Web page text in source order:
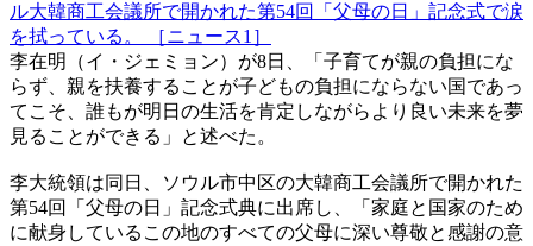
ル大韓商工会議所で開かれた第54回「父母の日」記念式で涙
を拭っている。 ［ニュース1］
李在明（イ・ジェミョン）が8日、「子育てが親の負担にな
らず、親を扶養することが子どもの負担にならない国であっ
てこそ、誰もが明日の生活を肯定しながらより良い未来を夢
見ることができる」と述べた。
李大統領は同日、ソウル市中区の大韓商工会議所で開かれた
第54回「父母の日」記念式典に出席し、「家庭と国家のため
に献身しているこの地のすべての父母に深い尊敬と感謝の意